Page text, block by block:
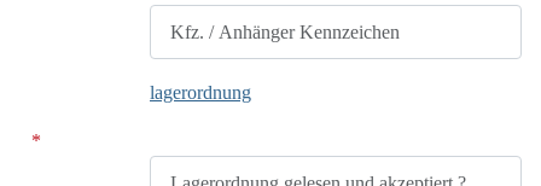
lagerordnung
Lagerordnung gelesen und akzeptiert ?